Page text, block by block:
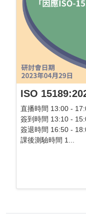
ISO
直播時間 13:00 -
簽到時間 13:10 -
簽退時間 16:50 -
課後測驗時間 1...